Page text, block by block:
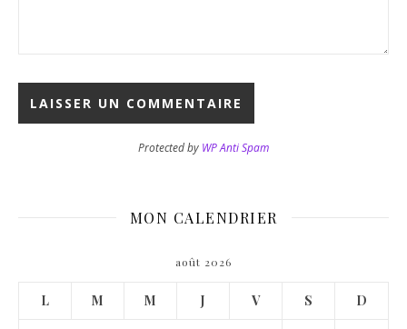
Protected by WP Anti Spam
MON CALENDRIER
août 2026
L M M J V S D